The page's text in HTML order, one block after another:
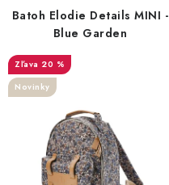
r
d
u
k
e
r
o
d
Batoh Elodie Details MINI -
Blue Garden
20 %
Novinky